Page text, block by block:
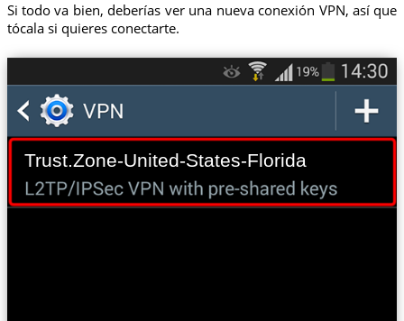
Si todo va bien, deberías ver una nueva conexión VPN, así que
tócala si quieres conectarte.
Trust.Zone-United-States-Florida